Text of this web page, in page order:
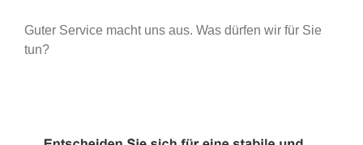
Guter Service macht uns aus. Was dürfen wir für Sie
tun?